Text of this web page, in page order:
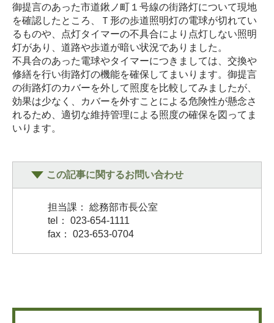
御提言のあった市道鍬ノ町１号線の街路灯について現地
を確認したところ、Ｔ形の歩道照明灯の電球が切れてい
るものや、点灯タイマーの不具合により点灯しない照明
灯があり、道路や歩道が暗い状況でありました。
不具合のあった電球やタイマーにつきましては、交換や
修繕を行い街路灯の機能を確保してまいります。御提言
の街路灯のカバーを外して照度を比較してみましたが、
効果は少なく、カバーを外すことによる危険性が懸念さ
れるため、適切な維持管理による照度の確保を図ってま
いります。
この記事に関するお問い合わせ
担当課： 総務部市長公室
tel： 023-654-1111
fax： 023-653-0704